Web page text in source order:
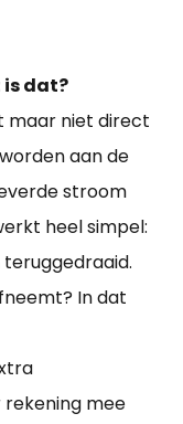
dat?
maar niet direct
aan de
stroom
heel simpel:
In dat
mee